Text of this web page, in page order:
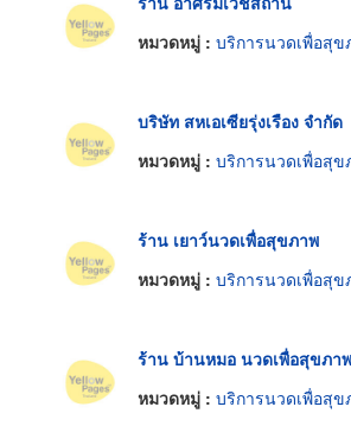
หมวดหมู่ : บริการนวดเพื่อสุข
บริษัท สหเอเซียรุ่งเรือง จำกัด
หมวดหมู่ : บริการนวดเพื่อสุข
ร้าน เยาว์นวดเพื่อสุขภาพ
หมวดหมู่ : บริการนวดเพื่อสุข
ร้าน บ้านหมอ นวดเพื่อสุขภาพ
หมวดหมู่ : บริการนวดเพื่อสุข